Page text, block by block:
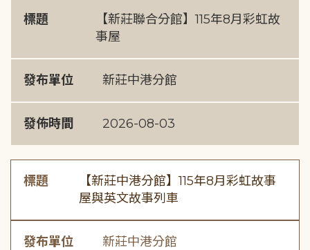
標題
【新莊聯合分館】115年8月彩虹故
事屋
發布單位 新莊中港分館
發佈時間 2026-08-03
標題
【新莊中港分館】115年8月彩虹故事
屋與英文故事列車
發布單位 新莊中港分館